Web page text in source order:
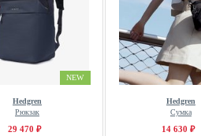
NEW
Hedgren
Рюкзак
29 470 ₽
Hedgren
Сумка
14 630 ₽